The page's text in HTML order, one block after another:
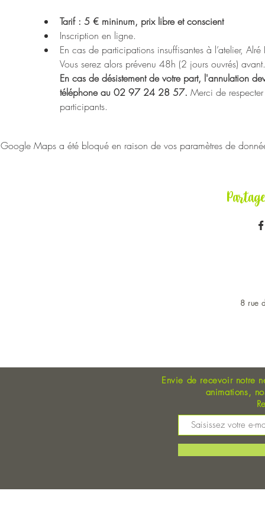
Tarif : 5 € mininum, prix libre et conscient
Inscription en ligne.
En cas de participations insuffisantes à l’atelier,
Vous serez alors prévenu 48h (2 jours ouvrés) avant.
En cas de désistement de votre part, l'annulation
téléphone au 02 97 24 28 57. Merci de
participants.
Google Maps a été bloqué en raison de vos paramètres de
8 rue
Envie de recevoir notre
animations,